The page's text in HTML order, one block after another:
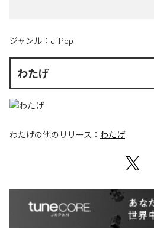
ジャンル： J-Pop
わたげ
わたげの他のリリース： わたげ